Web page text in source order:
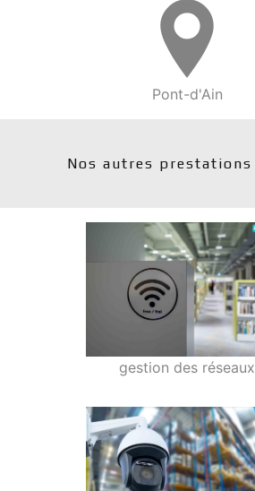
Pont-d'Ain
Nos autres prestations
gestion des réseaux